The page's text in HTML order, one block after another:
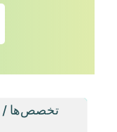
تخصص‌ها